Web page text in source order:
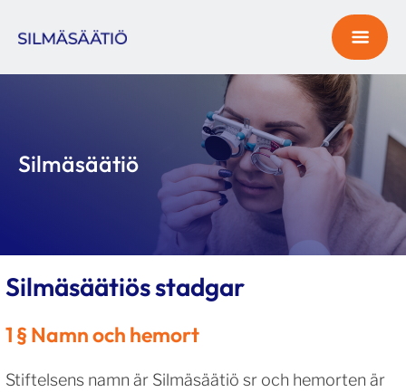
Silmäsäätiö
Silmäsäätiös stadgar
1 § Namn och hemort
Stiftelsens namn är Silmäsäätiö sr och hemorten är